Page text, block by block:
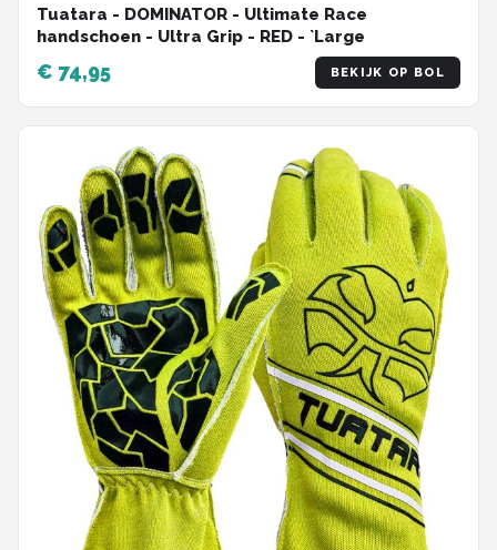
Tuatara - DOMINATOR - Ultimate Race
handschoen - Ultra Grip - RED - `Large
€ 74,95 BEKIJK OP BOL